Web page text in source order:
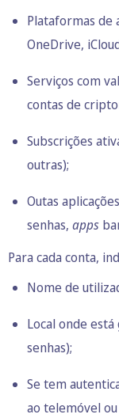
Plataformas de
OneDrive,
Serviços com
contas de
Subscrições
outras);
Outas
senhas, apps
Para cada conta,
Nome de
Local onde
senhas);
Se tem
ao telemóvel ou